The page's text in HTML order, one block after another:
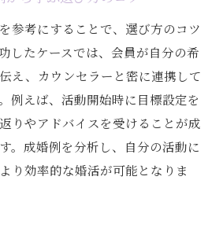
参考にすることで、選び方のコツ
したケースでは、会員が自分の希
え、カウンセラーと密に連携して
例えば、活動開始時に目標設定を
りやアドバイスを受けることが成
。成婚例を分析し、自分の活動に
り効率的な婚活が可能となりま